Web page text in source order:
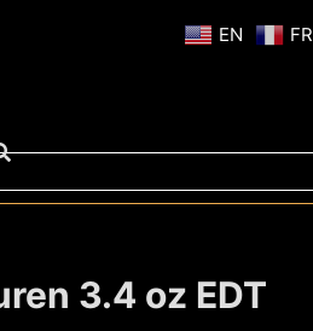
3.4 oz EDT
EN FR